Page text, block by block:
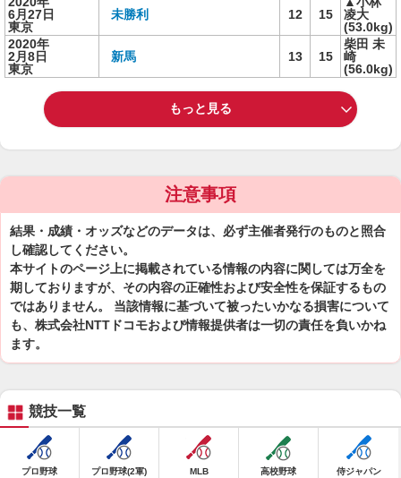
6月27日
東京
未勝利 12 15
凌大
(53.0kg)
2020年
2月8日
東京
新馬 13 15
柴田 未
崎
(56.0kg)
もっと見る
注意事項
結果・成績・オッズなどのデータは、必ず主催者発行のものと照合
し確認してください。
本サイトのページ上に掲載されている情報の内容に関しては万全を
期しておりますが、その内容の正確性および安全性を保証するもの
ではありません。 当該情報に基づいて被ったいかなる損害について
も、株式会社NTTドコモおよび情報提供者は一切の責任を負いかね
ます。
競技一覧
プロ野球 プロ野球(2軍) MLB 高校野球 侍ジャパン